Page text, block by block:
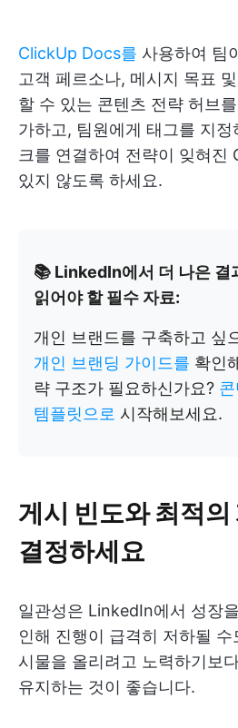
ClickUp Docs를 사용하여 팀
고객 페르소나, 메시지 목표
할 수 있는 콘텐츠 전략 허브
가하고, 팀원에게 태그를 지
크를 연결하여 전략이 잊혀진
있지 않도록 하세요.
📚 LinkedIn에서 더 나은 결
읽어야 할 필수 자료:
개인 브랜드를 구축하고 싶
개인 브랜딩 가이드를 확인
략 구조가 필요하신가요?
템플릿으로 시작해보세요.
게시 빈도와 최적의
결정하세요
일관성은 LinkedIn에서 성장
인해 진행이 급격히 저하될
시물을 올리려고 노력하기보
유지하는 것이 좋습니다.